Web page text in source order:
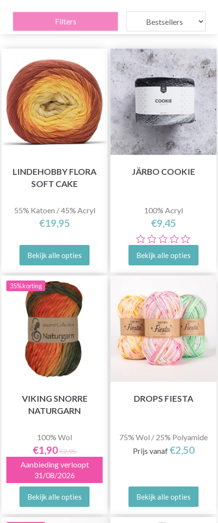
Filters
LINDEHOBBY FLORA
SOFT CAKE
55% Katoen / 45% Acryl
€19,95
Bekijk alle opties
JÄRBO COOKIE
100% Acryl
€9,45
Bekijk alle opties
35% korting
VIKING SNORRE
NATURGARN
100% Wol
€1,90€2,95
Aanbieding verloopt
31/08/2026
Bekijk alle opties
DROPS FIESTA
75% Wol / 25% Polyamide
Prijs vanaf €2,50
Bekijk alle opties